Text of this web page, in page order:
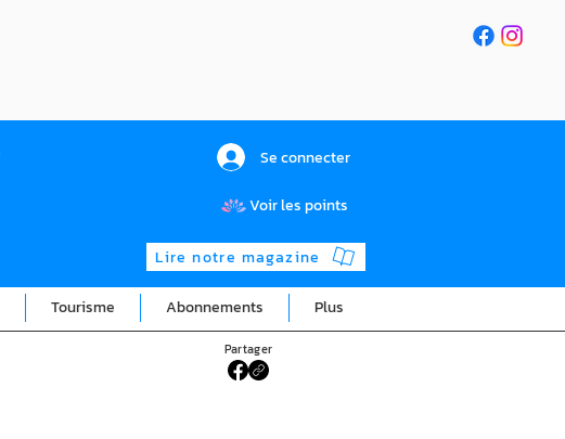
Se connecter
Voir les points
Lire notre magazine
Tourisme Abonnements Plus
Partager